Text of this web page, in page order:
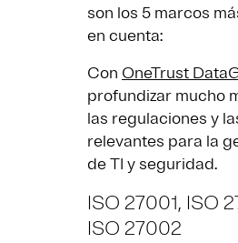
son los 5 marcos
en cuenta:
Con OneTrust
profundizar mucho
las regulaciones y
relevantes para la
de TI y seguridad.
ISO 27001, ISO
ISO 27002